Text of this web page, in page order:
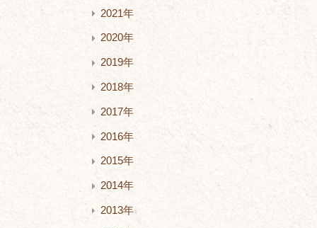
2021年
2020年
2019年
2018年
2017年
2016年
2015年
2014年
2013年